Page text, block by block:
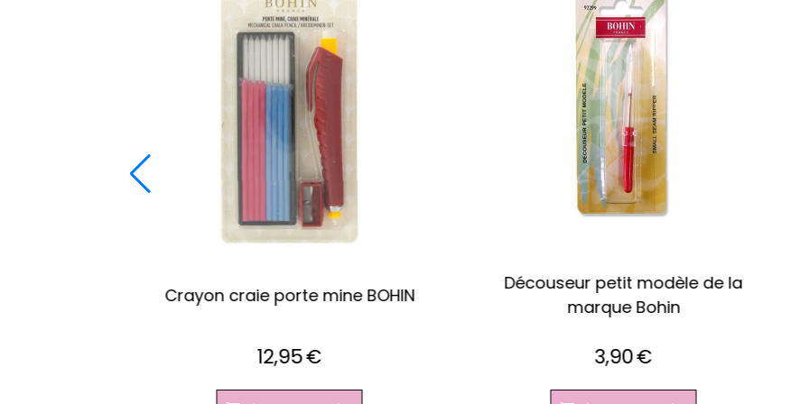
marque BOHIN
9,90€
Stylo colle temporaire spécial
tissus effaçable à l'air BOHIN
4,50€